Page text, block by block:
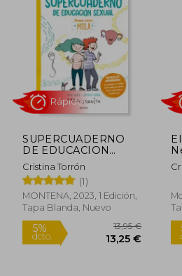
5%
dcto.
15,95 €
15,15 €
SUPERCUADERNO
DE EDUCACION
SEXUAL
Cristina Torrón
(1)
MONTENA, 2023, 1 Edición,
Tapa Blanda, Nuevo